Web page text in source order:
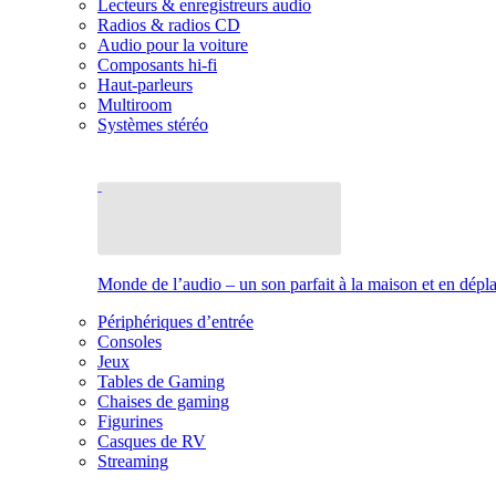
Lecteurs & enregistreurs audio
Radios & radios CD
Audio pour la voiture
Composants hi-fi
Haut-parleurs
Multiroom
Systèmes stéréo
Monde de l’audio – un son parfait à la maison et en
Périphériques d’entrée
Consoles
Jeux
Tables de Gaming
Chaises de gaming
Figurines
Casques de RV
Streaming